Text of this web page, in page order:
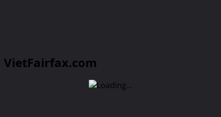
VietFairfax.com